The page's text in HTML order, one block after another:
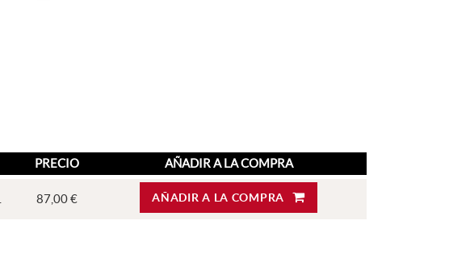
PRECIO AÑADIR A LA COMPRA
87,00 € AÑADIR A LA COMPRA